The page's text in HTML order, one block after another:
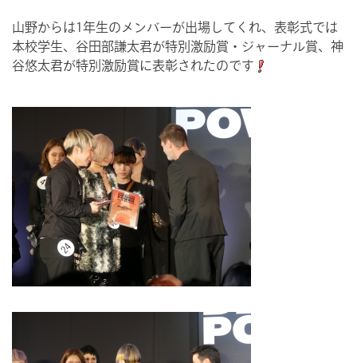
山野からは1年生のメンバーが出場してくれ、表彰式では
本校学生、谷田部謙太君が特別激励賞・ジャーナル賞、神
谷悠太君が特別激励賞に表彰されたのです